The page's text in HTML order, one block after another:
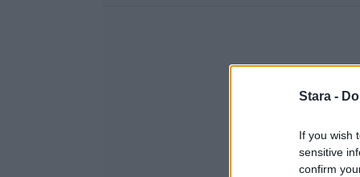
Stara -
If you wish
sensitive
confirm